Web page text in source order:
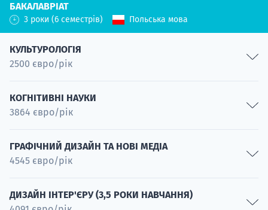
БАКАЛАВРІАТ
3 роки (6 семестрів) Польська мова
КУЛЬТУРОЛОГІЯ
2500 євро/рік
Японська мова та культура
Спеціальність
КОГНІТИВНІ НАУКИ
3864 євро/рік
Обробка когнітивної інформації
Спеціальність
Спеціальність
ГРАФІЧНИЙ ДИЗАЙН ТА НОВІ МЕДІА
4545 євро/рік
Візуалізація
ДИЗАЙН ІНТЕР'ЄРУ (3,5 РОКИ НАВЧАННЯ)